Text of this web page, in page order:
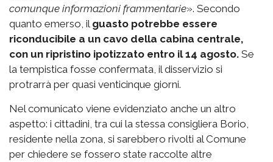
comunque informazioni frammentarie». Secondo
quanto emerso, il guasto potrebbe essere
riconducibile a un cavo della cabina centrale,
con un ripristino ipotizzato entro il 14 agosto. Se
la tempistica fosse confermata, il disservizio si
protrarrà per quasi venticinque giorni.
Nel comunicato viene evidenziato anche un altro
aspetto: i cittadini, tra cui la stessa consigliera Borio,
residente nella zona, si sarebbero rivolti al Comune
per chiedere se fossero state raccolte altre